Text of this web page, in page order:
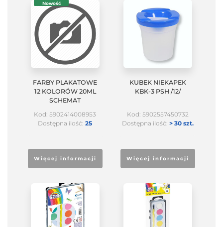
Nowość
FARBY PLAKATOWE
12 KOLORÓW 20ML
SCHEMAT
Kod: 5902414008953
Dostępna ilość:25
Więcej informacji
KUBEK NIEKAPEK
KBK-3 PSH /12/
Kod: 5902557450732
Dostępna ilość:> 30 szt.
Więcej informacji